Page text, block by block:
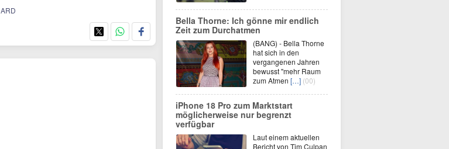
Bella Thorne: Ich gönne mir endlich
Zeit zum Durchatmen
(BANG) - Bella Thorne
hat sich in den
vergangenen Jahren
bewusst "mehr Raum
zum Atmen […] (00)
iPhone 18 Pro zum Marktstart
möglicherweise nur begrenzt
verfügbar
Laut einem aktuellen
Bericht von Tim Culpan